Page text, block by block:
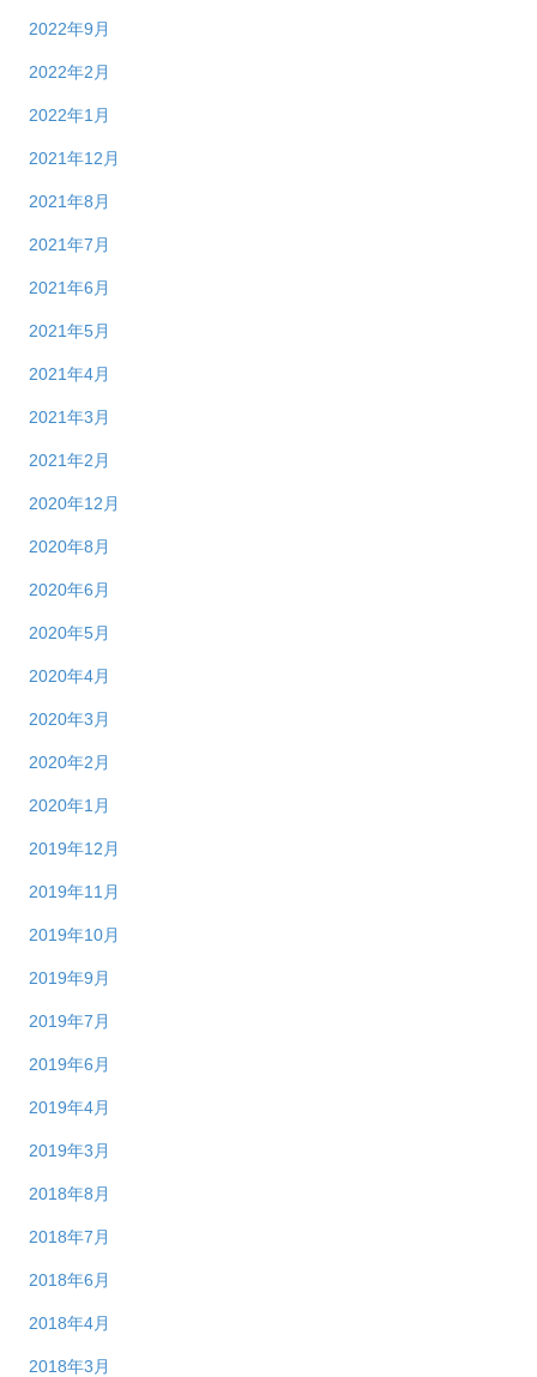
2022年9月
2022年2月
2022年1月
2021年12月
2021年8月
2021年7月
2021年6月
2021年5月
2021年4月
2021年3月
2021年2月
2020年12月
2020年8月
2020年6月
2020年5月
2020年4月
2020年3月
2020年2月
2020年1月
2019年12月
2019年11月
2019年10月
2019年9月
2019年7月
2019年6月
2019年4月
2019年3月
2018年8月
2018年7月
2018年6月
2018年4月
2018年3月